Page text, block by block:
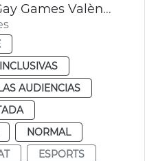
Cierre inscripciones Gay Games València 2026
AUDIENCIAS
NORMAL
ESPORTS